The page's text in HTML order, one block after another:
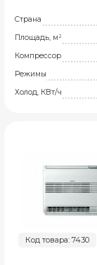
Страна
Площадь, м²
Компрессор
Режимы
Холод, КВт/ч
Код товара: 7430